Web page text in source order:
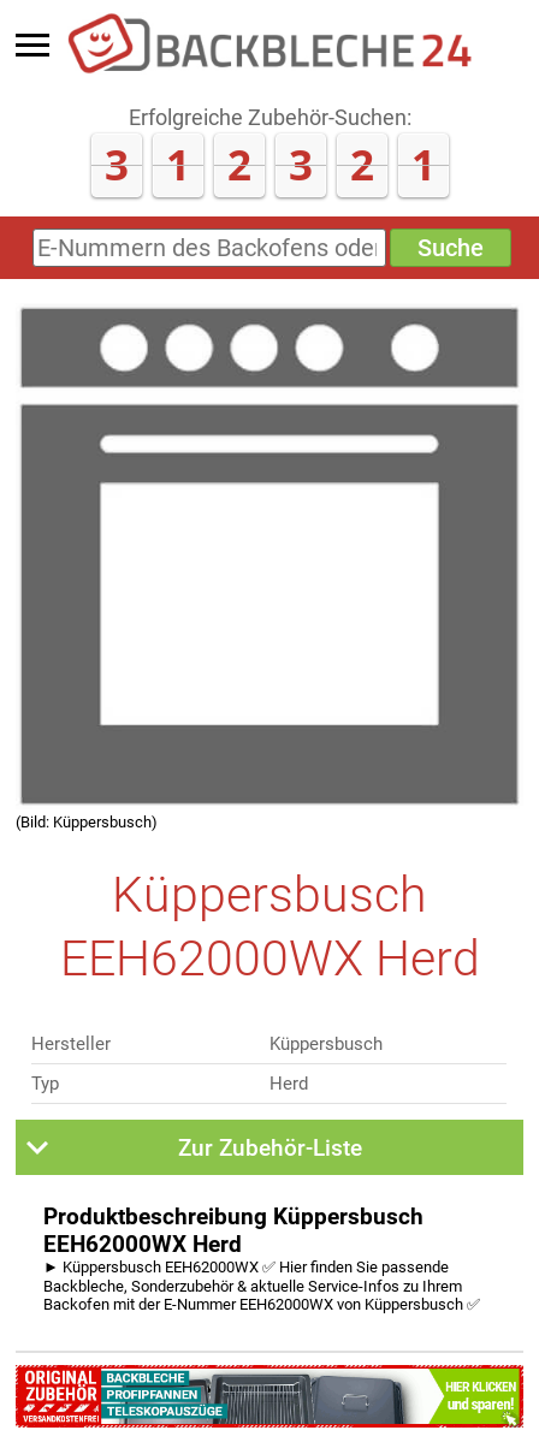
Erfolgreiche Zubehör-Suchen:
3 1 2 3 2 4
E-
Nummern
Sonderzeichen)
Suche
(Bild: Küppersbusch)
Küppersbusch
EEH62000WX Herd
Hersteller
Küppersbusch
Typ
Herd
Zur Zubehör-Liste
Produktbeschreibung Küppersbusch
EEH62000WX Herd
► Küppersbusch EEH62000WX ✅ Hier finden Sie passende
Backbleche, Sonderzubehör & aktuelle Service-Infos zu Ihrem
Backofen mit der E-Nummer EEH62000WX von Küppersbusch ✅